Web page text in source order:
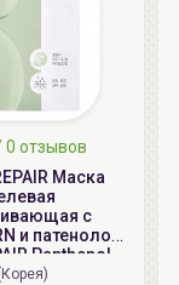
0 отзывов
Маска
с
и патенолом
Panthenol